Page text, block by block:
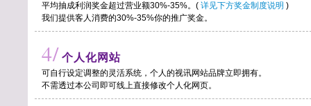
平均抽成利润奖金超过营业额30%-35%。( 详见下方奖金制度说明 )
我们提供客人消费的30%-35%你的推广奖金。
4/ 个人化网站
可自行设定调整的灵活系统，个人的视讯网站品牌立即拥有。
不需透过本公司即可线上直接修改个人化网页。